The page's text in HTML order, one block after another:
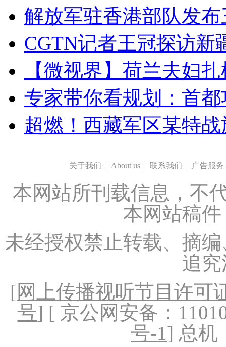
解放军驻香港部队发
CGTN记者王冠探访新
【微视界】荷兰夫妇
专家带你看规划：首
超燃！西藏军区某特
关于我们 | About us | 联系我们 | 广告服务
本网站所刊载信息，不
本网站稿
未经授权禁止转载、摘
追
[网上传播视听节目许可
号] [ 京公网安备：
号-1] 总机